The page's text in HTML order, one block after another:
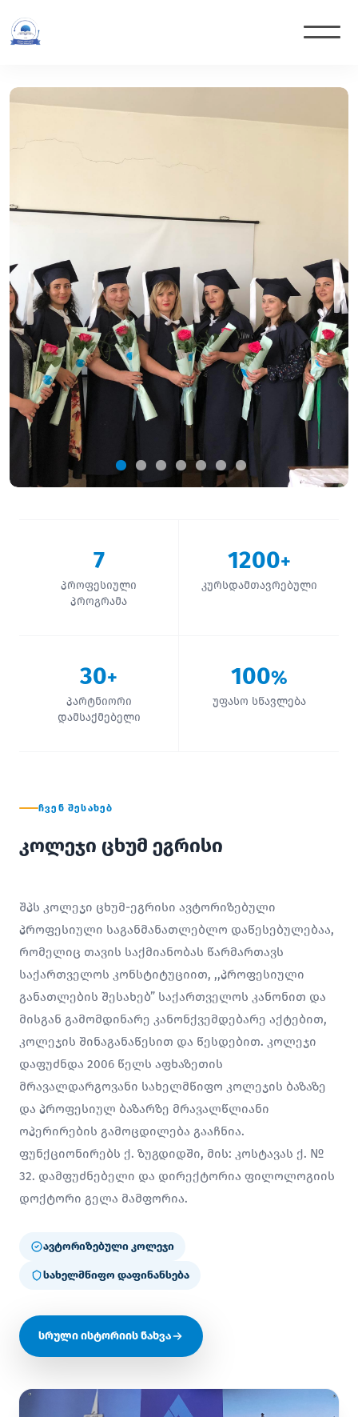
7
პროფესიული
პროგრამა
1200+
კურსდამთავრებული
30+
პარტნიორი
დამსაქმებელი
100%
უფასო სწავლება
ᲩᲕᲔᲜ ᲨᲔᲡᲐᲮᲔᲑ
კოლეჯი ცხუმ ეგრისი
შპს კოლეჯი ცხუმ-ეგრისი ავტორიზებული
პროფესიული საგანმანათლებლო დაწესებულებაა,
რომელიც თავის საქმიანობას წარმართავს
საქართველოს კონსტიტუციით, ,,პროფესიული
განათლების შესახებ” საქართველოს კანონით და
მისგან გამომდინარე კანონქვემდებარე აქტებით,
კოლეჯის შინაგანაწესით და წესდებით. კოლეჯი
დაფუძნდა 2006 წელს აფხაზეთის
მრავალდარგოვანი სახელმწიფო კოლეჯის ბაზაზე
და პროფესიულ ბაზარზე მრავალწლიანი
ოპერირების გამოცდილება გააჩნია.
ფუნქციონირებს ქ. ზუგდიდში, მის: კოსტავას ქ. №
32. დამფუძნებელი და დირექტორია ფილოლოგიის
დოქტორი გელა მამფორია.
ავტორიზებული კოლეჯი
სახელმწიფო დაფინანსება
სრული ისტორიის ნახვა